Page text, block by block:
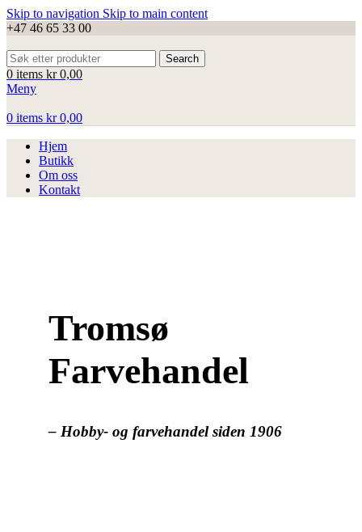
Skip to navigation Skip to main content
+47 46 65 33 00
Search
0 items kr0,00
Meny
0 items kr0,00
Hjem
Butikk
Om oss
Kontakt
Tromsø
Farvehandel
– Hobby- og farvehandel siden 1906